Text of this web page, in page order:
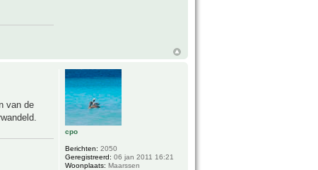
van de
cpo
Berichten: 2050
Geregistreerd: 06 jan 2011 16:21
Woonplaats: Maarssen